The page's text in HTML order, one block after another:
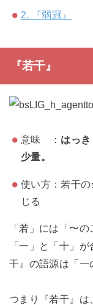
2. 『弱冠』
『若干』
意味 ： はっき
少量。
使い方：若干
じる
「若」には「〜
「一」と「十」
干』の語源は「一
つまり『若干』は